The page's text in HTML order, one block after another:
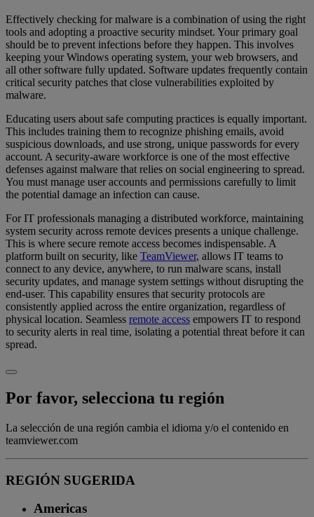
Effectively checking for malware is a combination of using the right
tools and adopting a proactive security mindset. Your primary goal
should be to prevent infections before they happen. This involves
keeping your Windows operating system, your web browsers, and
all other software fully updated. Software updates frequently contain
critical security patches that close vulnerabilities exploited by
malware.
Educating users about safe computing practices is equally important.
This includes training them to recognize phishing emails, avoid
suspicious downloads, and use strong, unique passwords for every
account. A security-aware workforce is one of the most effective
defenses against malware that relies on social engineering to spread.
You must manage user accounts and permissions carefully to limit
the potential damage an infection can cause.
For IT professionals managing a distributed workforce, maintaining
system security across remote devices presents a unique challenge.
This is where secure remote access becomes indispensable. A
platform built on security, like TeamViewer, allows IT teams to
connect to any device, anywhere, to run malware scans, install
security updates, and manage system settings without disrupting the
end-user. This capability ensures that security protocols are
consistently applied across the entire organization, regardless of
physical location. Seamless remote access empowers IT to respond
to security alerts in real time, isolating a potential threat before it can
spread.
Por favor, selecciona tu región
La selección de una región cambia el idioma y/o el contenido en
teamviewer.com
REGIÓN SUGERIDA
Americas